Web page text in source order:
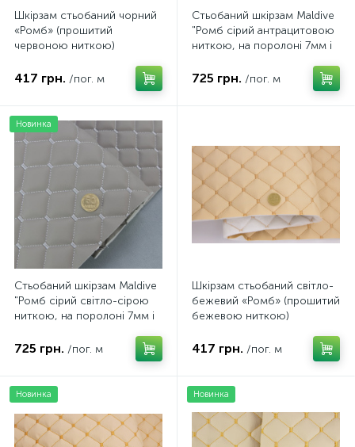
Шкірзам стьобаний чорний
«Ромб» (прошитий
червоною ниткою)
флізеліном, ширина 1,35м
417 грн. /пог. м
Стьобаний шкірзам Maldive
"Ромб сірий антрацитовою
ниткою, на поролоні 7мм і
Туреччина
725 грн. /пог. м
Новинка
Стьобаний шкірзам Maldive
"Ромб сірий світло-сірою
ниткою, на поролоні 7мм і
Туреччина
725 грн. /пог. м
Шкірзам стьобаний світло-
бежевий «Ромб» (прошитий
бежевою ниткою)
флізеліном, ширина 1,35м
417 грн. /пог. м
Новинка Новинка